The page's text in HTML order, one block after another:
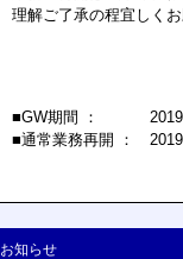
理解ご了承の程宜しくお
■GW期間 ： 2019年
■通常業務再開 ：
お知らせ